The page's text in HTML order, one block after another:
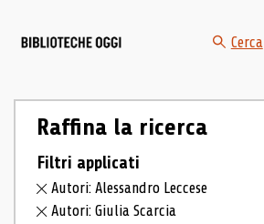
Cerca
Raffina la ricerca
Filtri applicati
Autori: Alessandro Leccese
Autori: Giulia Scarcia